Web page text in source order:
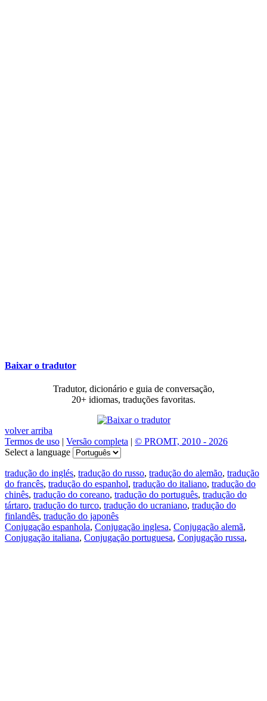
Baixar o tradutor
Tradutor, dicionário e guia de conversação,
20+ idiomas, traduções favoritas.
volver arriba
Termos de uso | Versão completa | © PROMT, 2010 - 2026
Select a language
tradução do inglés, tradução do russo, tradução do alemão, tradução
do francês, tradução do espanhol, tradução do italiano, tradução do
chinês, tradução do coreano, tradução do português, tradução do
tártaro, tradução do turco, tradução do ucraniano, tradução do
finlandês, tradução do japonês
Conjugação espanhola, Conjugação inglesa, Conjugação alemã,
Conjugação italiana, Conjugação portuguesa, Conjugação russa,